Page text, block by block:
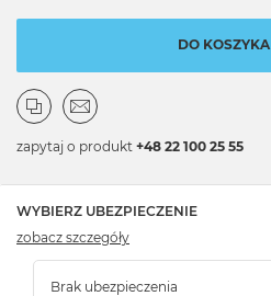
DO KOSZYKA
zapytaj o produkt +48 22 100 25 55
WYBIERZ UBEZPIECZENIE
Brak ubezpieczenia
zobacz szczegóły